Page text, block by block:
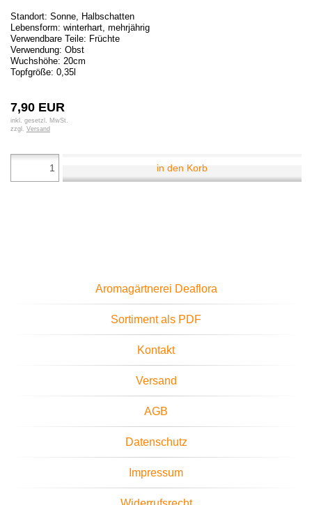
Standort: Sonne, Halbschatten
Lebensform: winterhart, mehrjährig
Verwendbare Teile: Früchte
Verwendung: Obst
Wuchshöhe: 20cm
Topfgröße: 0,35l
7,90 EUR
inkl. gesetzl. MwSt.
zzgl. Versand
in den Korb
Aromagärtnerei Deaflora
Sortiment als PDF
Kontakt
Versand
AGB
Datenschutz
Impressum